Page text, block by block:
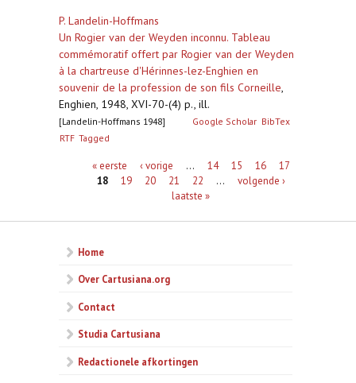
P. Landelin-Hoffmans
Un Rogier van der Weyden inconnu. Tableau
commémoratif offert par Rogier van der Weyden
à la chartreuse d'Hérinnes-lez-Enghien en
souvenir de la profession de son fils Corneille,
Enghien, 1948, XVI-70-(4) p., ill.
[Landelin-Hoffmans 1948] Google Scholar BibTex
RTF Tagged
Pagina's« eerste ‹ vorige … 14 15 16
17
18
19 20 21 22 …
volgende ›
laatste »
Home
Over Cartusiana.org
Contact
Studia Cartusiana
Redactionele afkortingen